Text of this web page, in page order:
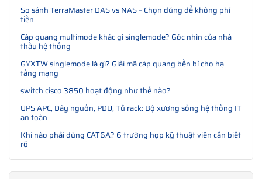
So sánh TerraMaster DAS vs NAS – Chọn đúng để không phí
tiền
Cáp quang multimode khác gì singlemode? Góc nhìn của nhà
thầu hệ thống
GYXTW singlemode là gì? Giải mã cáp quang bền bỉ cho hạ
tầng mạng
switch cisco 3850 hoạt động như thế nào?
UPS APC, Dây nguồn, PDU, Tủ rack: Bộ xương sống hệ thống IT
an toàn
Khi nào phải dùng CAT6A? 6 trường hợp kỹ thuật viên cần biết
rõ